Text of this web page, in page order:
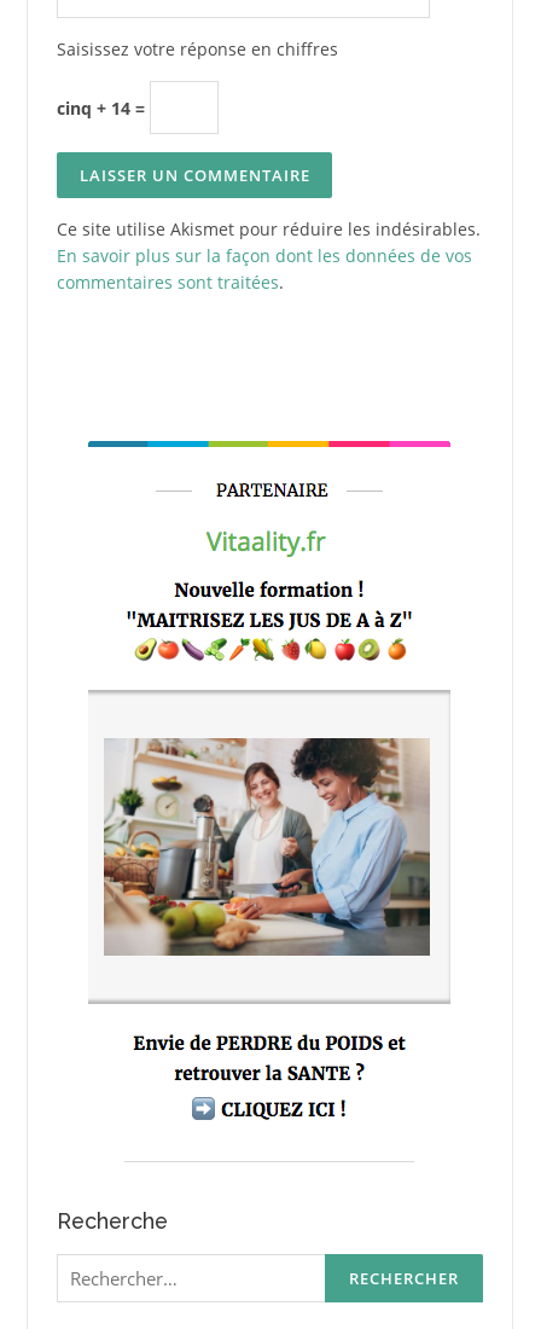
Saisissez votre réponse en chiffres
cinq + 14 =
Ce site utilise Akismet pour réduire les indésirables.
En savoir plus sur la façon dont les données de vos
commentaires sont traitées.
Recherche
Rechercher :